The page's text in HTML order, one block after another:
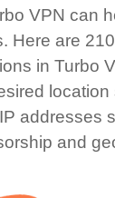
VPN can
Here are
in Turbo
location
addresses
and